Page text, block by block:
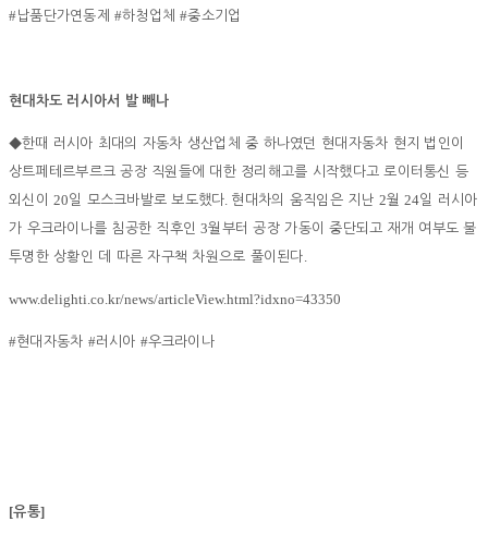
#납품단가연동제#하청업체#중소기업
현대차도 러시아서 발 빼나
◆한때 러시아 최대의 자동차 생산업체 중 하나였던 현대자동차 현지 법인이
상트페테르부르크 공장 직원들에 대한 정리해고를 시작했다고 로이터통신 등
외신이20일 모스크바발로 보도했다. 현대차의 움직임은 지난 2월24일 러시아
가 우크라이나를 침공한 직후인3월부터 공장 가동이 중단되고 재개 여부도 불
투명한 상황인 데 따른 자구책 차원으로 풀이된다.
www.delighti.co.kr/news/articleView.html?idxno=43350
#현대자동차 #러시아 #우크라이나
[유통]